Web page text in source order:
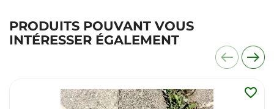
PRODUITS POUVANT VOUS
INTÉRESSER ÉGALEMENT
favorite_border